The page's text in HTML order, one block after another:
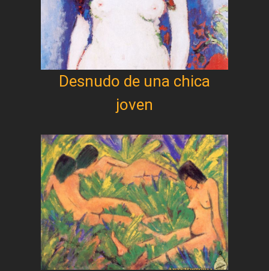
Desnudo de una chica
joven